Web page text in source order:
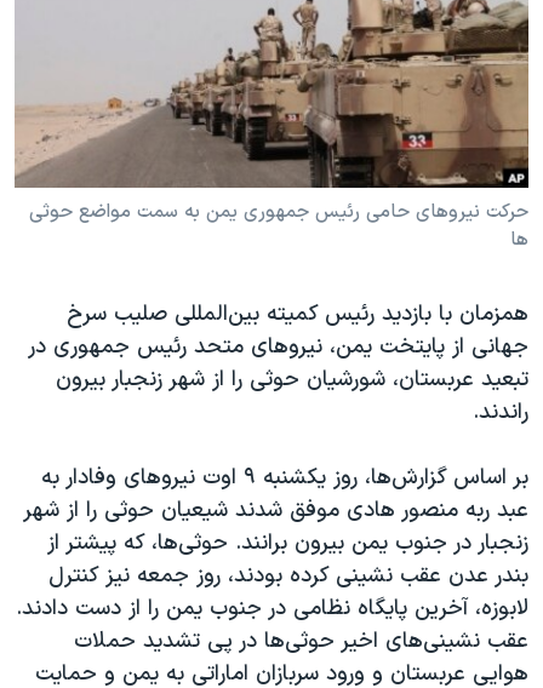
فرهنگ و زندگی
حقوق شهروندی
اقتصادی
علم و فناوری
مستندها
انتخابات ریاست جمهوری آمریکا ۲۰۲۴
حمله جمهوری اسلامی به اسرائیل
رمز مهسا
تریبونال مردمی آبان ۹۸
دادگاه حمید نوری
چهل سال گروگان‌گیری
اعتراضات مردمی آبان ۹۸
اسرائیل در جنگ
نرگس محمدی برنده جایزه نوبل صلح
همایش محافظه‌کاران آمریکا «سی‌پک»
صفحه‌های ویژه
دنبال کنید
زبانهای مختلف
حرکت نیروهای حامی رئیس جمهوری یمن به سمت مواضع حوثی
ها
همزمان با بازدید رئیس کمیته بین‌المللی صلیب سرخ
جهانی از پایتخت یمن، نیروهای متحد رئیس جمهوری در
تبعید عربستان، شورشیان حوثی را از شهر زنجبار بیرون
راندند.
بر اساس گزارش‌ها، روز یکشنبه ۹ اوت نیروهای وفادار به
عبد ربه منصور هادی موفق شدند شیعیان حوثی را از شهر
زنجبار در جنوب یمن بیرون برانند. حوثی‌ها، که پیشتر از
بندر عدن عقب نشینی کرده بودند، روز جمعه نیز کنترل
لابوزه، آخرین پایگاه نظامی در جنوب یمن را از دست دادند.
عقب نشینی‌های اخیر حوثی‌ها در پی تشدید حملات
هوایی عربستان و ورود سربازان اماراتی به یمن و حمایت